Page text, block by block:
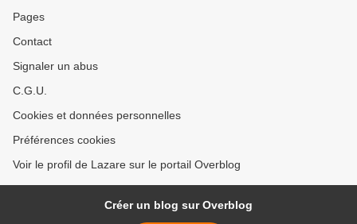
Pages
Contact
Signaler un abus
C.G.U.
Cookies et données personnelles
Préférences cookies
Voir le profil de Lazare sur le portail Overblog
Créer un blog sur Overblog